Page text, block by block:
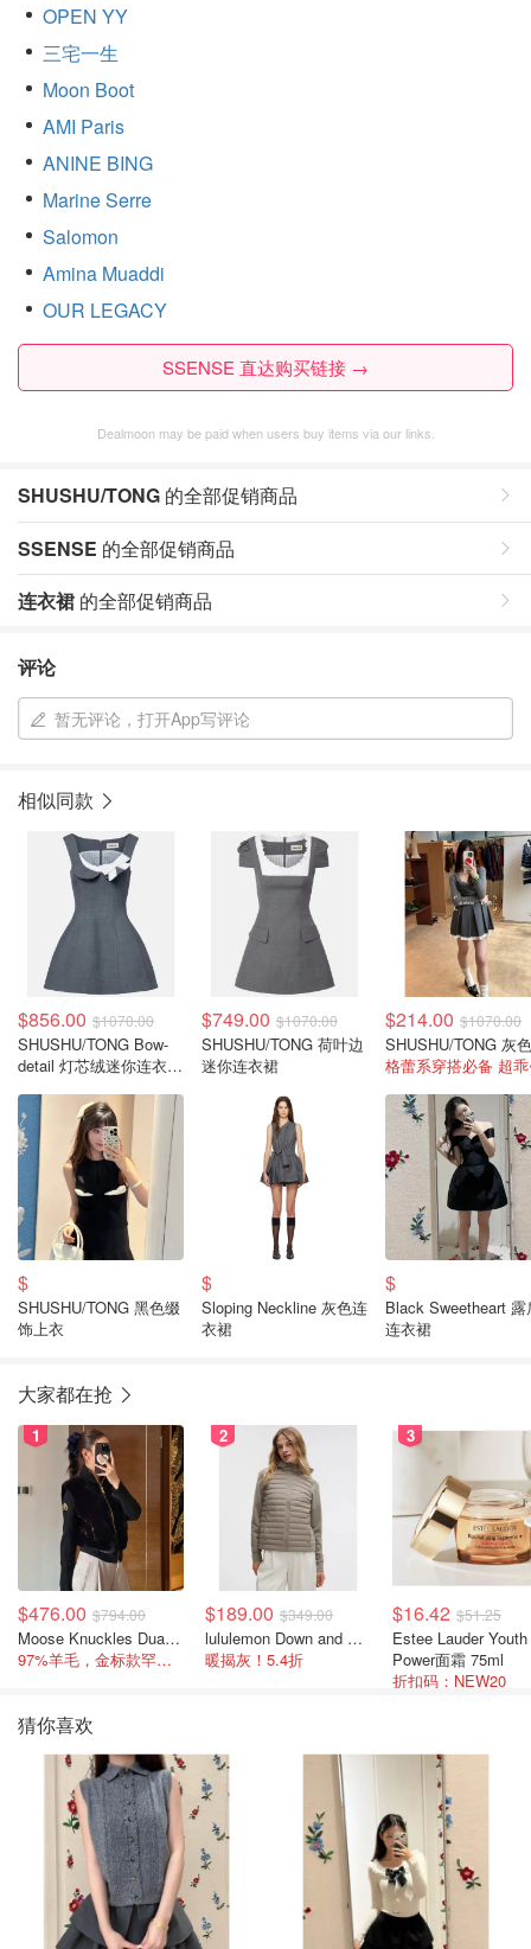
OPEN YY
三宅一生
Moon Boot
AMI Paris
ANINE BING
Marine Serre
Salomon
Amina Muaddi
OUR LEGACY
SSENSE 直达购买链接 →
Dealmoon may be paid when users buy items via our links.
SHUSHU/TONG 的全部促销商品
SSENSE 的全部促销商品
连衣裙 的全部促销商品
评论
暂无评论，打开App写评论
相似同款
$856.00 $1070.00
SHUSHU/TONG Bow-
detail 灯芯绒迷你连衣裙
$749.00 $1070.00
SHUSHU/TONG 荷叶边
迷你连衣裙
$214.00 $1070.00
格蕾系穿搭必备 超
$
SHUSHU/TONG 黑色缀
饰上衣
$
Sloping Neckline 灰色连
衣裙
$
Black Sweetheart 露
连衣裙
大家都在抢
1
$476.00 $794.00
Moose Knuckles Dua Bunny 羊毛混纺针织夹克
97%羊毛，金标款罕见打折
2
$189.00 $349.00
lululemon Down and Around 羽绒夹克
暖揭灰！5.4折
3
$16.42 $51.25
Estee Lauder Youth
Power面霜 75ml
折扣码：NEW20
猜你喜欢